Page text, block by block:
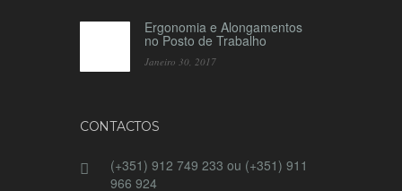
Ergonomia e Alongamentos
no Posto de Trabalho
Janeiro 30, 2017
CONTACTOS
(+351) 912 749 233 ou (+351) 911
966 924